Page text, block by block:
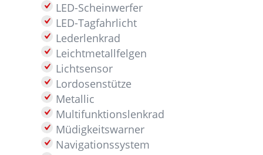
LED-Scheinwerfer
LED-Tagfahrlicht
Lederlenkrad
Leichtmetallfelgen
Lichtsensor
Lordosenstütze
Metallic
Multifunktionslenkrad
Müdigkeitswarner
Navigationssystem